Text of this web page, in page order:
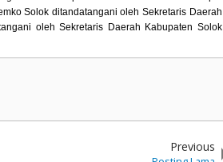
Solok ditandatangani oleh Sekretaris Daerah
oleh Sekretaris Daerah Kabupaten Solok
Previous